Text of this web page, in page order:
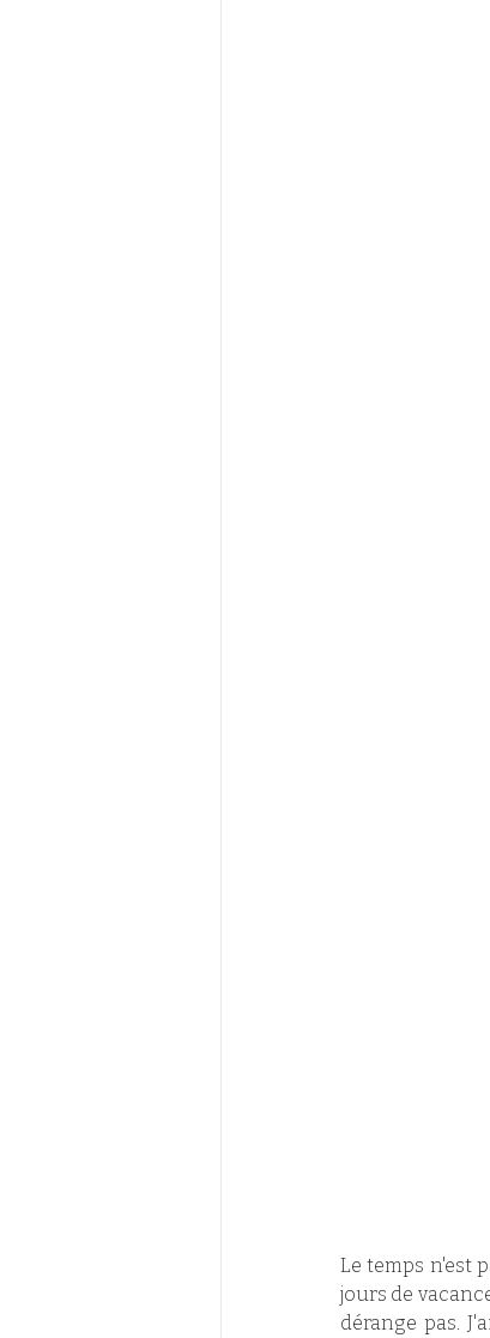
Le temps n'est
jours de
dérange pas.